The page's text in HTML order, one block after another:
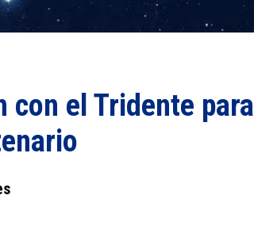
con el Tridente para